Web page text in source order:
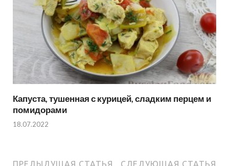
Капуста, тушенная с курицей, сладким перцем и
помидорами
18.07.2022
ПРЕДЫДУЩАЯ СТАТЬЯ СЛЕДУЮЩАЯ СТАТЬЯ